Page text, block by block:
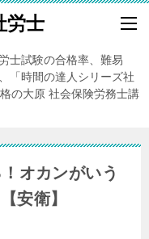
労士
士試験の合格率、難易
「時間の達人シリーズ社
の大原 社会保険労務士講
オカンがいう
安衛】